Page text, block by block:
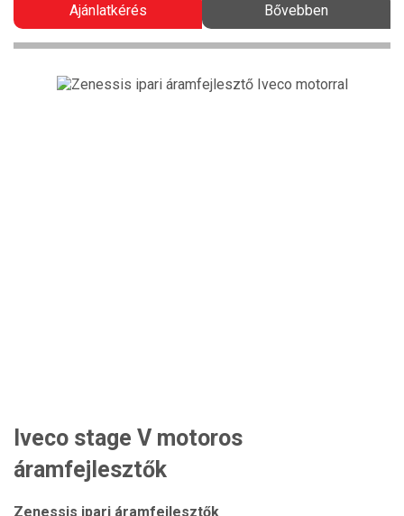
Ajánlatkérés Bővebben
Iveco stage V motoros
áramfejlesztők
Zenessis ipari áramfejlesztők